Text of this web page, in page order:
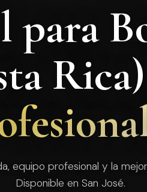
equipo profesional y la
Disponible en San José.